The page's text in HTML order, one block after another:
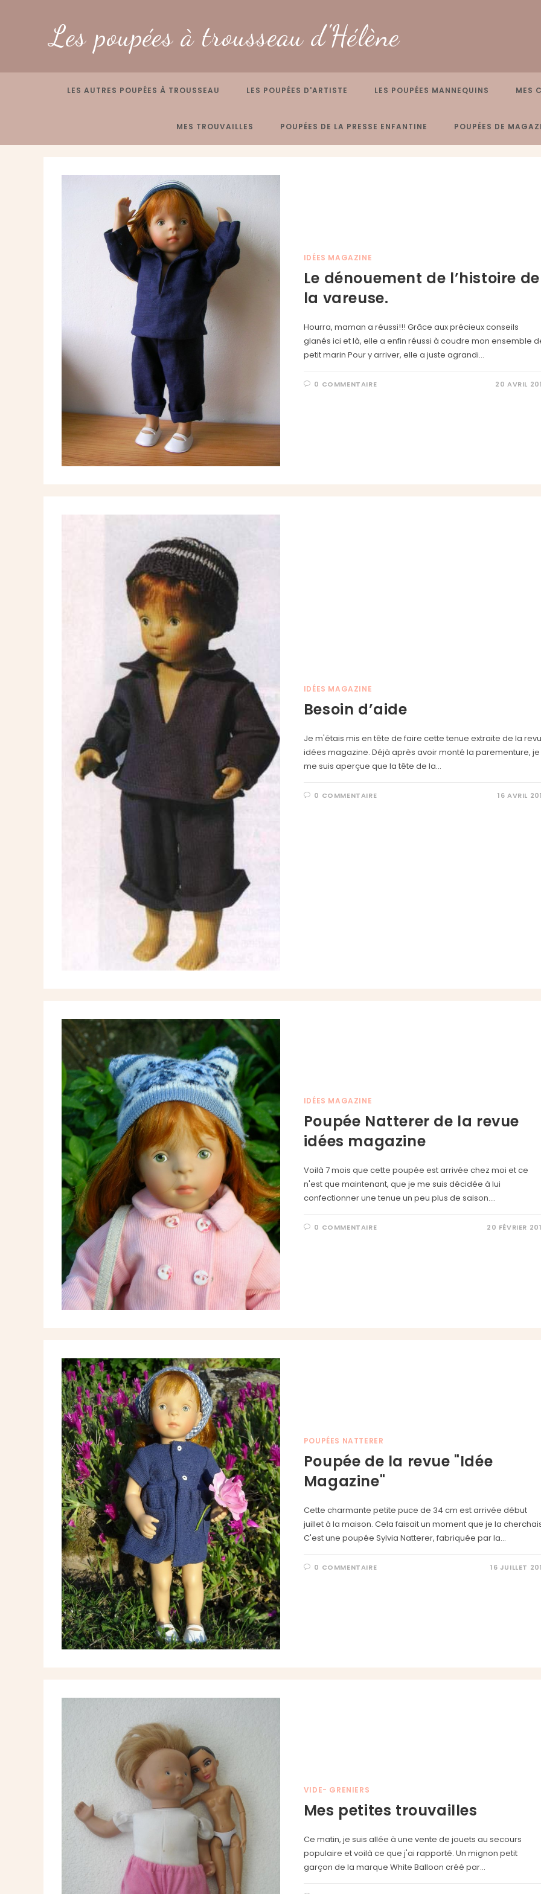
Les poupées à trousseau d'Hélène
LES AUTRES POUPÉES À TROUSSEAU LES POUPÉES D'ARTISTE LES POUPÉES MANNEQUINS MES
MES TROUVAILLES POUPÉES DE LA PRESSE ENFANTINE POUPÉES DE
IDÉES MAGAZINE
Le dénouement de l’histoire de
la vareuse.
Hourra, maman a réussi!!! Grâce aux précieux conseils
glanés ici et là, elle a enfin réussi à coudre mon ensemble
petit marin Pour y arriver, elle a juste agrandi…
0 COMMENTAIRE 20 AVRIL
IDÉES MAGAZINE
Besoin d’aide
Je m'étais mis en tête de faire cette tenue extraite de la
idées magazine. Déjà après avoir monté la parementure, je
me suis aperçue que la tête de la…
0 COMMENTAIRE 16 AVRIL
IDÉES MAGAZINE
Poupée Natterer de la revue
idées magazine
Voilà 7 mois que cette poupée est arrivée chez moi et ce
n'est que maintenant, que je me suis décidée à lui
confectionner une tenue un peu plus de saison.…
0 COMMENTAIRE 20 FÉVRIER
POUPÉES NATTERER
Poupée de la revue "Idée
Magazine"
Cette charmante petite puce de 34 cm est arrivée début
juillet à la maison. Cela faisait un moment que je la
C'est une poupée Sylvia Natterer, fabriquée par la…
0 COMMENTAIRE 16 JUILLET
VIDE- GRENIERS
Mes petites trouvailles
Ce matin, je suis allée à une vente de jouets au secours
populaire et voilà ce que j'ai rapporté. Un mignon petit
garçon de la marque White Balloon créé par…